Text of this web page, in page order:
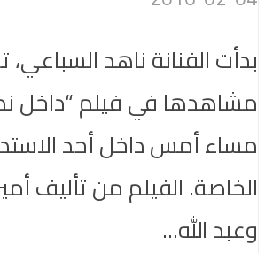
بدأت الفنانة ناهد السباعي،
مشاهدها في فيلم “داخل
مساء أمس داخل أحد
الخاصة. الفيلم من تأليف
وعبد الله...